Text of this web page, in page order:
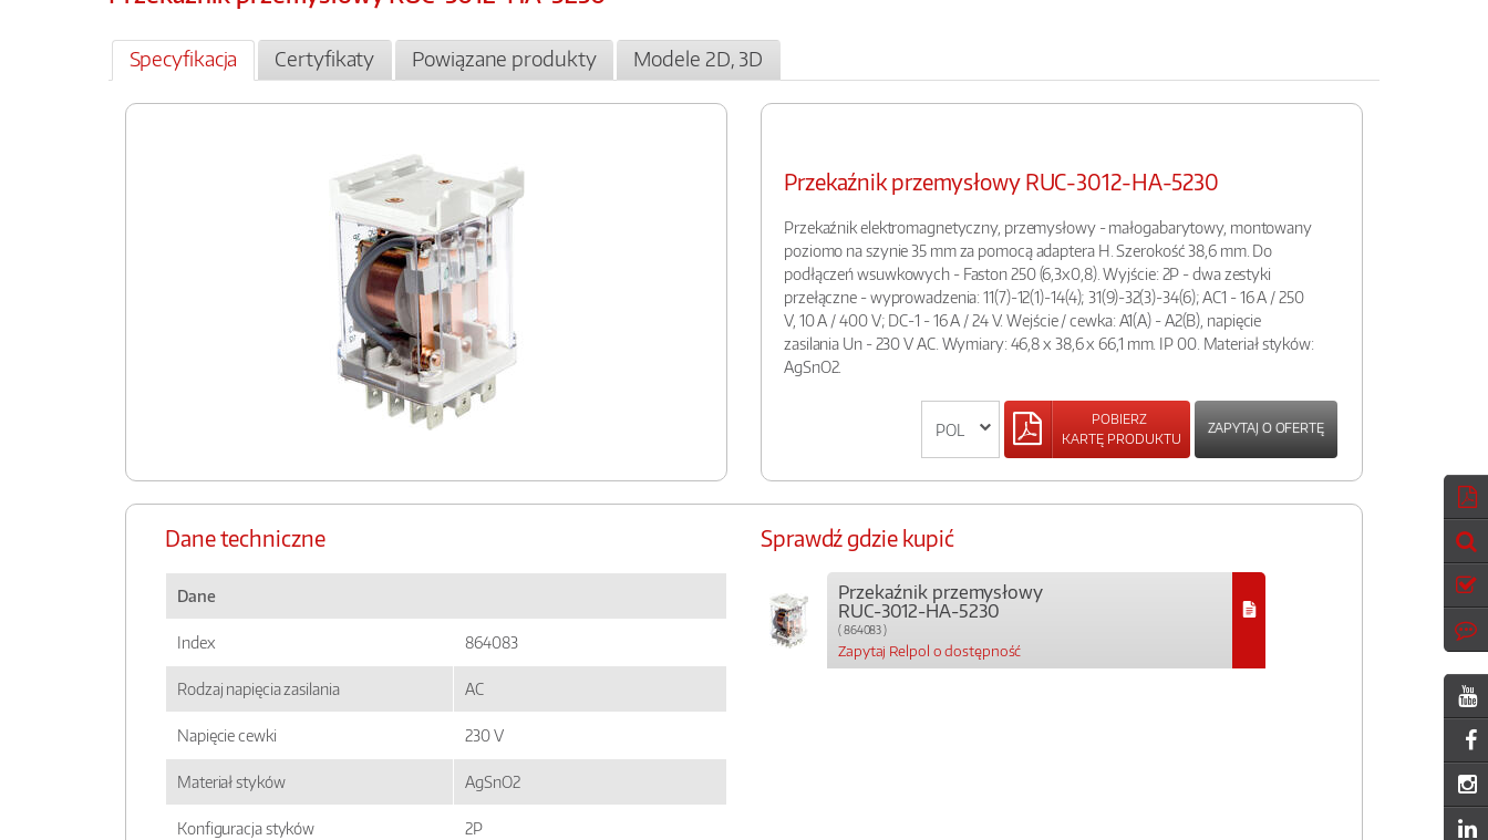
Specyfikacja Certyfikaty Powiązane produkty Modele 2D, 3D
Przekaźnik przemysłowy RUC-3012-HA-5230
Przekaźnik elektromagnetyczny, przemysłowy - małogabarytowy, montowany
poziomo na szynie 35 mm za pomocą adaptera H. Szerokość 38,6 mm. Do
podłączeń wsuwkowych - Faston 250 (6,3x0,8). Wyjście: 2P - dwa zestyki
przełączne - wyprowadzenia: 11(7)-12(1)-14(4); 31(9)-32(3)-34(6); AC1 - 16 A / 250
V, 10 A / 400 V; DC-1 - 16 A / 24 V. Wejście / cewka: A1(A) - A2(B), napięcie
zasilania Un - 230 V AC. Wymiary: 46,8 x 38,6 x 66,1 mm. IP 00. Materiał styków:
AgSnO2.
POBIERZ
KARTĘ PRODUKTU
ZAPYTAJ O OFERTĘ
Dane techniczne
Dane
Index 864083
Rodzaj napięcia zasilania AC
Napięcie cewki 230 V
Materiał styków AgSnO2
Konfiguracja styków 2P
Sprawdź gdzie kupić
Przekaźnik przemysłowy
RUC-3012-HA-5230
( 864083 )
Zapytaj Relpol o dostępność